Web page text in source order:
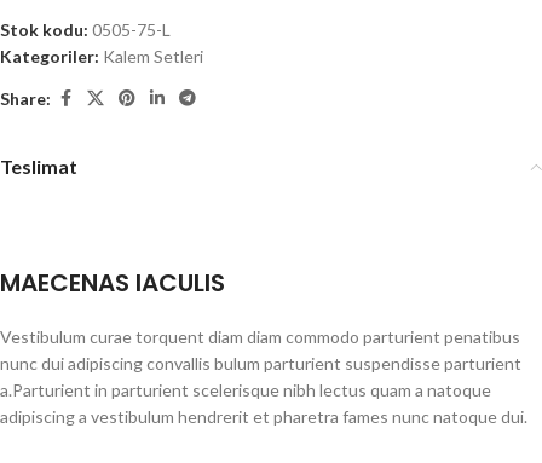
Stok kodu: 0505-75-L
Kategoriler: Kalem Setleri
Share:
Teslimat
MAECENAS IACULIS
Vestibulum curae torquent diam diam commodo parturient penatibus
nunc dui adipiscing convallis bulum parturient suspendisse parturient
a.Parturient in parturient scelerisque nibh lectus quam a natoque
adipiscing a vestibulum hendrerit et pharetra fames nunc natoque dui.